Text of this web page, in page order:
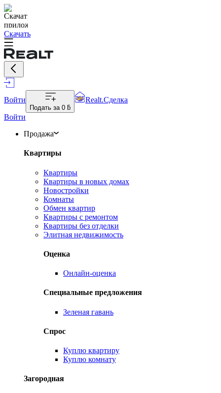
Скачать
Войти
Подать за 0 ƃ
Realt.Сделка
Войти
Продажа
Квартиры
Квартиры
Квартиры в новых домах
Новостройки
Комнаты
Обмен квартир
Квартиры с ремонтом
Квартиры без отделки
Элитная недвижимость
Оценка
Онлайн-оценка
Специальные предложения
Зеленая гавань
Спрос
Куплю квартиру
Куплю комнату
Загородная